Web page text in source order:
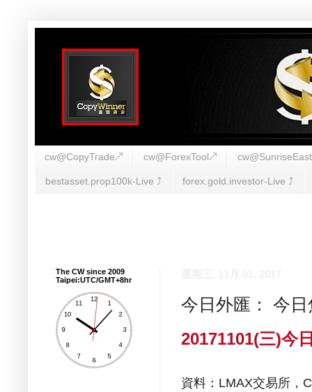
cw@CopyTrade↗ cw@ForexTool↗
bestasset.prop100k-Live ⤴︎ forex.gold.investor-Live ⤴︎
今日外匯： 今
20171101(三)今
資料： LMAX交易所，
The CW since 2009
Taipei:UTC/GMT+8hr